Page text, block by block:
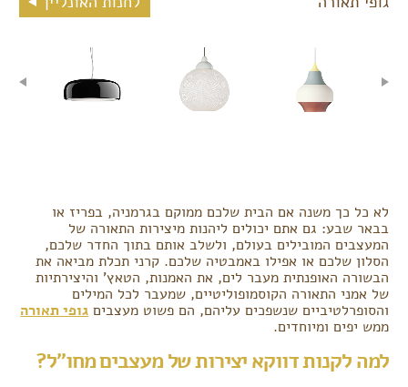
לא כל כך משנה אם הבית שלכם ממוקם בגרמניה, בפריז או
בבאר שבע: גם אתם יכולים ליהנות מיצירות התאורה של
המעצבים המובילים בעולם, ולשלב אותם בתוך החדר שלכם,
הסלון שלכם או אפילו באמבטיה שלכם. קרני תכלת מביאה את
הבשורה האופנתית מעבר לים, את האמנות, הטאץ' והיצירתיות
של אמני התאורה הקוסמופוליטיים, שמעבר לכל המילים
והסופרלטיביים שנשפכים עליהם, הם פשוט מעצבים גופי תאורה
ממש יפים ומיוחדים.
למה לקנות דווקא יצירות של מעצבים מחו"ל?